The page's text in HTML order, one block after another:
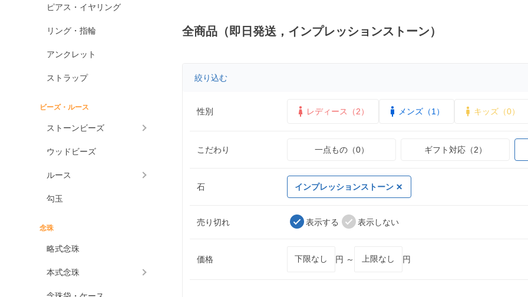
ピアス・イヤリング
リング・指輪
アンクレット
ストラップ
ビーズ・ルース
ストーンビーズ
ウッドビーズ
ルース
勾玉
念珠
略式念珠
本式念珠
全商品（即日発送，インプレッションストーン）
絞り込む
性別 レディース（2） メンズ（1） キッズ（0）
こだわり 一点もの（0） ギフト対応（2）
石 インプレッションストーン
売り切れ 表示する 表示しない
価格 円 ～ 円